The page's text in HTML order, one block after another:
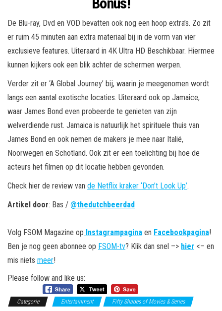
De Blu-ray, Dvd en VOD bevatten ook nog een hoop extra’s. Zo zit
er ruim 45 minuten aan extra materiaal bij in de vorm van vier
exclusieve features. Uiteraard in 4K Ultra HD Beschikbaar. Hiermee
kunnen kijkers ook een blik achter de schermen werpen.
Verder zit er ‘A Global Journey’ bij, waarin je meegenomen wordt
langs een aantal exotische locaties. Uiteraard ook op Jamaice,
waar James Bond even probeerde te genieten van zijn
welverdiende rust. Jamaica is natuurlijk het spirituele thuis van
James Bond en ook nemen de makers je mee naar Italië,
Noorwegen en Schotland. Ook zit er een toelichting bij hoe de
acteurs het filmen op dit locatie hebben gevonden.
Check hier de review van de Netflix kraker ‘Don’t Look Up’.
Artikel door: Bas / @thedutchbeerdad
Volg FSOM Magazine op Instagrampagina en Facebookpagina!
Ben je nog geen abonnee op FSOM-tv? Klik dan snel –> hier <– en
mis niets meer!
Please follow and like us:
Categorie Entertainment Fifty Shades of Movies & Series